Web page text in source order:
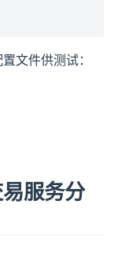
文件供测试：
服务分